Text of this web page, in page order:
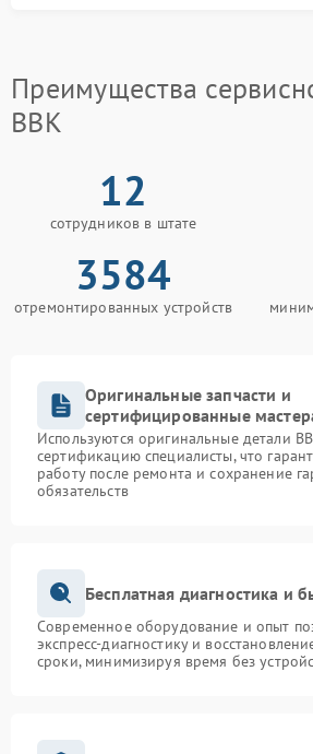
Преимущества
BBK
12
сотрудников в штате
3584
отремонтированных устройств
Оригинальные запчасти и
сертифицированные
Используются оригинальные детали
сертификацию специалисты, что
работу после ремонта и сохранение
обязательств
Бесплатная диагностика и
Современное оборудование и опыт
экспресс-диагностику и
сроки, минимизируя время без